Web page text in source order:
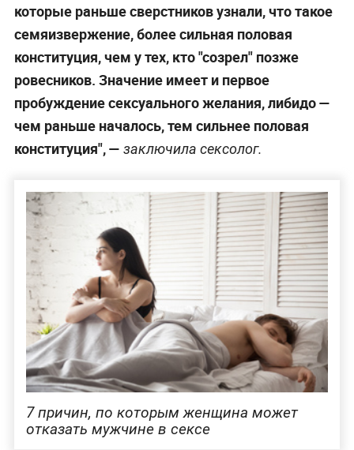
которые раньше сверстников узнали, что такое
семяизвержение, более сильная половая
конституция, чем у тех, кто "созрел" позже
ровесников. Значение имеет и первое
пробуждение сексуального желания, либидо —
чем раньше началось, тем сильнее половая
конституция", — заключила сексолог.
7 причин, по которым женщина может
отказать мужчине в сексе